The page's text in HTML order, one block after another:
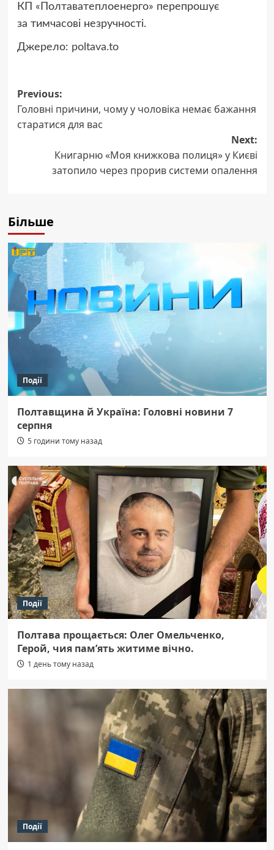
КП «Полтаватеплоенерго» перепрошує
за тимчасові незручності.
Джерело: poltava.to
Post
navigation
Previous:
Головні причини, чому у чоловіка немає бажання
старатися для вас
Next:
Книгарню «Моя книжкова полиця» у Києві
затопило через прорив системи опалення
Більше
Події
Полтавщина й Україна: Головні новини 7
серпня
5 години тому назад
Події
Полтава прощається: Олег Омельченко,
Герой, чия пам’ять житиме вічно.
1 день тому назад
Події